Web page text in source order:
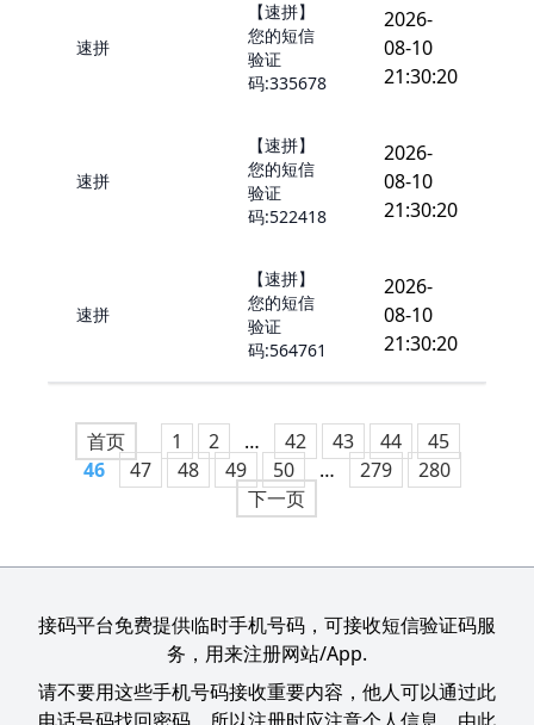
速拼
【速拼】
您的短信
验证
码:335678
2026-
08-10
21:30:20
速拼
【速拼】
您的短信
验证
码:522418
2026-
08-10
21:30:20
速拼
【速拼】
您的短信
验证
码:564761
2026-
08-10
21:30:20
首页 1 2 … 42 43 44
45
46
47 48 49 50 … 279
280
下一页
接码平台免费提供临时手机号码，可接收短信验证码服
务，用来注册网站/App.
请不要用这些手机号码接收重要内容，他人可以通过此
电话号码找回密码，所以注册时应注意个人信息，由此